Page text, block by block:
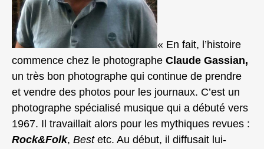
« En fait, l’histoire
commence chez le photographe Claude Gassian,
un très bon photographe qui continue de prendre
et vendre des photos pour les journaux. C’est un
photographe spécialisé musique qui a débuté vers
1967. Il travaillait alors pour les mythiques revues :
Rock&Folk, Bestetc. Au début, il diffusait lui-